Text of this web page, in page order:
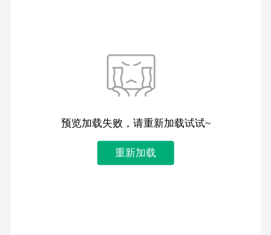
预览加载失败，请重新加载试试~
重新加载